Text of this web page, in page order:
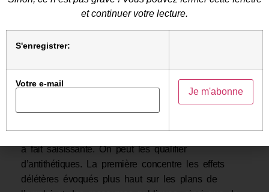
de l’OCDE, cela contribue fortement à rendre
l’immigration sous-contributive aux finances de la
publiques, sociales en particulier.
Monti est étayée par de nombreux exemples
analysés avec finesse. Ainsi, la comparaison des
d’une part, d’Asie du Sud-Est, d’autre part, est tout
à fait saisissante. On peut les qualifier
d’antithétiques. La première concentre les effets
délétères évoqués plus haut sur les plans de
et continuer votre lecture.
S'enregistrer:
Votre e-mail